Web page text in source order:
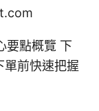
要點概覽 下
前快速把握